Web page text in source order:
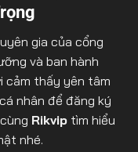
gia của cổng
và ban hành
cảm thấy yên tâm
nhân để đăng ký
Rikvip tìm hiểu
nhé.